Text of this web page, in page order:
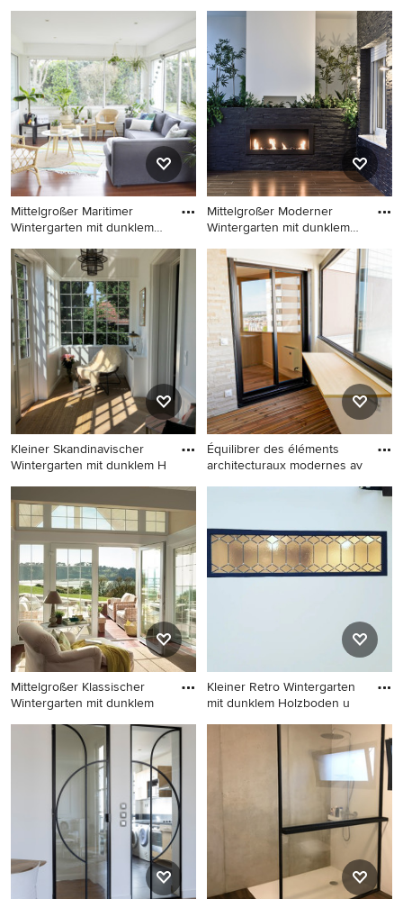
Mittelgroßer Skandinavischer
Wintergarten mit dunklem
Holzboden und Glasdecke in
Aarhus
Eklektischer Wintergarten mit
dunklem Holzboden,
braunem Boden und
Oberlicht in Sapporo
Mittelgroßer Maritimer
Wintergarten mit dunklem
Mittelgroßer Maritimer
Wintergarten mit dunklem
Holzboden, normaler Decke
und braunem Boden in Lille
Mittelgroßer Moderner
Wintergarten mit dunklem
Mittelgroßer Moderner
Wintergarten mit dunklem
Holzboden und normaler
Decke in Sonstige
Kleiner Skandinavischer
Wintergarten mit dunklem H
Kleiner Skandinavischer
Wintergarten mit dunklem
Holzboden in Kopenhagen
Équilibrer des éléments
architecturaux modernes av
Kleiner Moderner
Holzboden, Oberlicht und
braunem Boden in Sonstige
Mittelgroßer Klassischer
Wintergarten mit dunklem
Mittelgroßer Klassischer
Wintergarten mit dunklem
Holzboden in Sonstige
Kleiner Retro Wintergarten
mit dunklem Holzboden u
Kleiner Retro Wintergarten
mit dunklem Holzboden und
braunem Boden in Paris